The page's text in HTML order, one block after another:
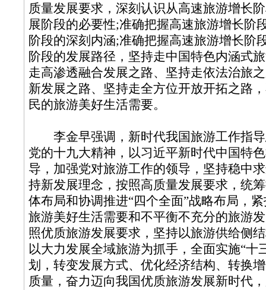
质量发展要求，深刻认识从高速旅游增长
展阶段的必要性;准确把握高速旅游增长阶
阶段的深刻内涵;准确把握高速旅游增长阶
阶段的发展路径，坚持走中国特色内涵式
走高渗透融合发展之路、坚持走依法治旅
新发展之路、坚持走全方位开放开拓之路
民的旅游美好生活需要。
李金早强调，新时代我国旅游工作指导
党的十九大精神，以习近平新时代中国特
导，加强党对旅游工作的领导，坚持稳中
持新发展理念，按照高质量发展要求，统
体布局和协调推进“四个全面”战略布局，
旅游美好生活需要和不平衡不充分的旅游
照优质旅游发展要求，坚持以旅游供给侧
以大力发展全域旅游为抓手，全面实施“十
划，转变发展方式、优化经济结构、转换
质量，奋力迈向我国优质旅游发展新时代